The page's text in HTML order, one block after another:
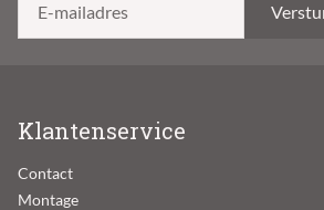
E-mailadres
Klantenservice
Contact
Montage